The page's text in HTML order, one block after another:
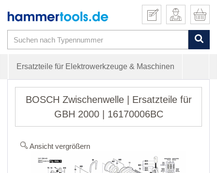
Ersatzteile für Elektrowerkzeuge & Maschinen
BOSCH Zwischenwelle | Ersatzteile für
GBH 2000 | 16170006BC
Ansicht vergrößern